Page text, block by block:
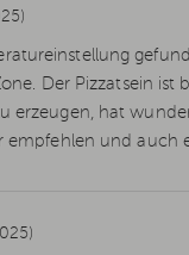
Der Pizzatsein
erzeugen, hat
empfehlen und auch